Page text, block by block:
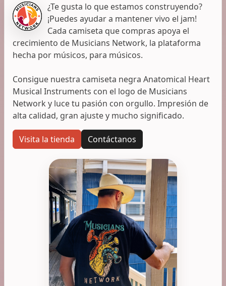
¿Te gusta lo que estamos construyendo?
¡Puedes ayudar a mantener vivo el jam!
Cada camiseta que compras apoya el
crecimiento de Musicians Network, la plataforma
hecha por músicos, para músicos.
Consigue nuestra camiseta negra Anatomical Heart
Musical Instruments con el logo de Musicians
Network y luce tu pasión con orgullo. Impresión de
alta calidad, gran ajuste y mucho significado.
Visita la tienda Contáctanos